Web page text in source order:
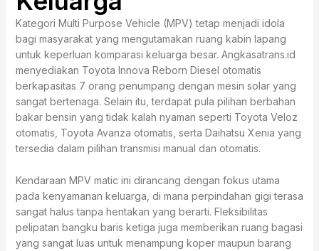
Kategori Multi Purpose Vehicle (MPV) tetap menjadi idola
bagi masyarakat yang mengutamakan ruang kabin lapang
untuk keperluan komparasi keluarga besar. Angkasatrans.id
menyediakan Toyota Innova Reborn Diesel otomatis
berkapasitas 7 orang penumpang dengan mesin solar yang
sangat bertenaga. Selain itu, terdapat pula pilihan berbahan
bakar bensin yang tidak kalah nyaman seperti Toyota Veloz
otomatis, Toyota Avanza otomatis, serta Daihatsu Xenia yang
tersedia dalam pilihan transmisi manual dan otomatis.
Kendaraan MPV matic ini dirancang dengan fokus utama
pada kenyamanan keluarga, di mana perpindahan gigi terasa
sangat halus tanpa hentakan yang berarti. Fleksibilitas
pelipatan bangku baris ketiga juga memberikan ruang bagasi
yang sangat luas untuk menampung koper maupun barang